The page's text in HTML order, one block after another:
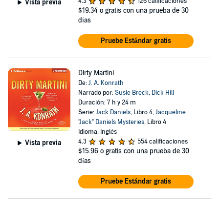
Vista previa
$19.34 o gratis con una prueba de 30
días
Pruebe Estándar gratis
Vista previa
Dirty Martini
De:J. A. Konrath
Narrado por:Susie Breck, Dick Hill
Duración: 7 h y 24 m
Serie:Jack Daniels, Libro 4,Jacqueline
"Jack" Daniels Mysteries, Libro 4
Idioma: Inglés
4.3
554 calificaciones
$15.96 o gratis con una prueba de 30
días
Pruebe Estándar gratis